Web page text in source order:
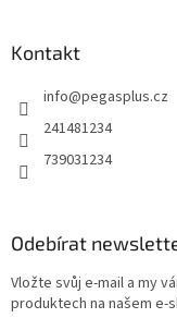
Kontakt
info@pegasplus.cz
241481234
739031234
Odebírat
Vložte svůj e-mail a my
produktech na našem e-